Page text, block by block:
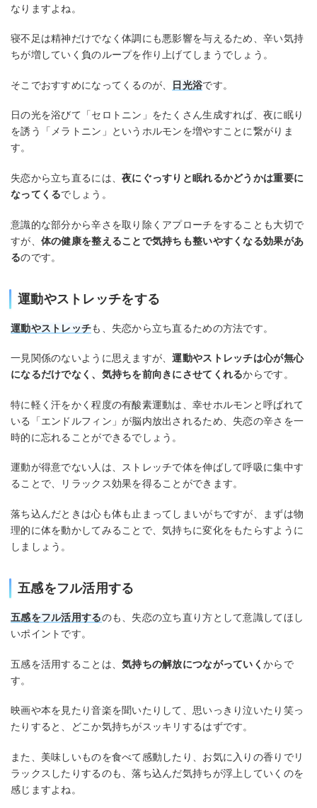
なりますよね。
寝不足は精神だけでなく体調にも悪影響を与えるため、辛い気持
ちが増していく負のループを作り上げてしまうでしょう。
そこでおすすめになってくるのが、 日光浴です。
日の光を浴びて「セロトニン」をたくさん生成すれば、夜に眠り
を誘う「メラトニン」というホルモンを増やすことに繋がりま
す。
失恋から立ち直るには、夜にぐっすりと眠れるかどうかは重要に
なってくるでしょう。
意識的な部分から辛さを取り除くアプローチをすることも大切で
すが、 体の健康を整えることで気持ちも整いやすくなる効果があ
るのです。
運動やストレッチをする
運動やストレッチも、失恋から立ち直るための方法です。
一見関係のないように思えますが、運動やストレッチは心が無心
になるだけでなく、気持ちを前向きにさせてくれるからです。
特に軽く汗をかく程度の有酸素運動は、幸せホルモンと呼ばれて
いる「エンドルフィン」が脳内放出されるため、失恋の辛さを一
時的に忘れることができるでしょう。
運動が得意でない人は、ストレッチで体を伸ばして呼吸に集中す
ることで、リラックス効果を得ることができます。
落ち込んだときは心も体も止まってしまいがちですが、まずは物
理的に体を動かしてみることで、気持ちに変化をもたらすように
しましょう。
五感をフル活用する
五感をフル活用するのも、失恋の立ち直り方として意識してほし
いポイントです。
五感を活用することは、気持ちの解放につながっていくからで
す。
映画や本を見たり音楽を聞いたりして、思いっきり泣いたり笑っ
たりすると、どこか気持ちがスッキリするはずです。
また、美味しいものを食べて感動したり、お気に入りの香りでリ
ラックスしたりするのも、落ち込んだ気持ちが浮上していくのを
感じますよね。